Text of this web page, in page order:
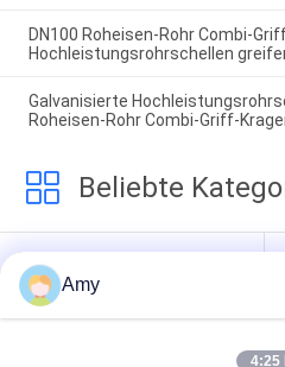
DN100 Roheisen-Rohr Combi-
Hochleistungsrohrschellen
Galvanisierte
Roheisen-Rohr Combi-Griff-
Beliebte
Hochleistungsrohrschellen
Amy
4:25